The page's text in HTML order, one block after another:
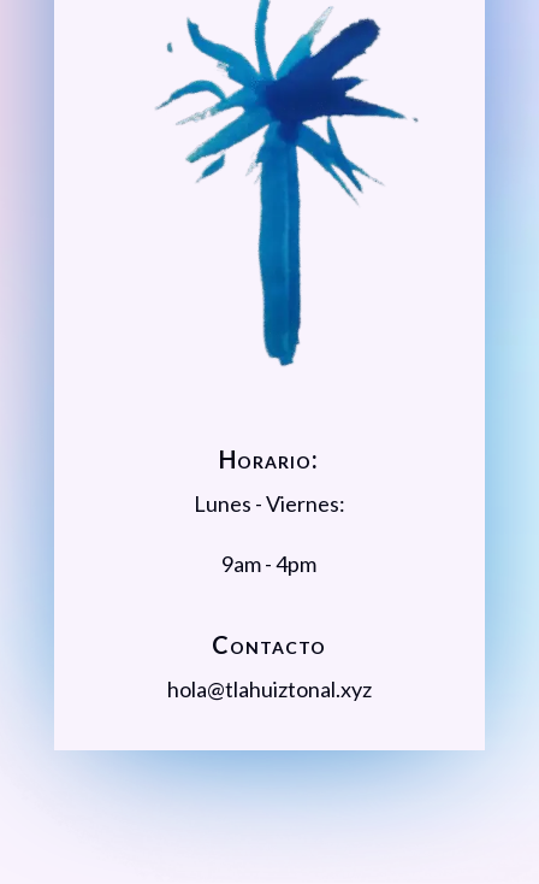
Horario:
Lunes - Viernes:
9am - 4pm
Contacto
hola@tlahuiztonal.xyz